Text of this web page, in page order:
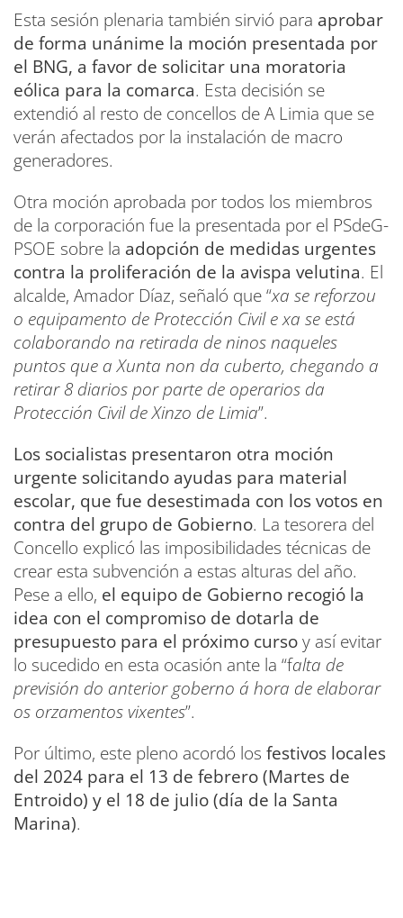
Esta sesión plenaria también sirvió para aprobar
de forma unánime la moción presentada por
el BNG, a favor de solicitar una moratoria
eólica para la comarca. Esta decisión se
extendió al resto de concellos de A Limia que se
verán afectados por la instalación de macro
generadores.
Otra moción aprobada por todos los miembros
de la corporación fue la presentada por el PSdeG-
PSOE sobre la adopción de medidas urgentes
contra la proliferación de la avispa velutina. El
alcalde, Amador Díaz, señaló que “xa se reforzou
o equipamento de Protección Civil e xa se está
colaborando na retirada de ninos naqueles
puntos que a Xunta non da cuberto, chegando a
retirar 8 diarios por parte de operarios da
Protección Civil de Xinzo de Limia”.
Los socialistas presentaron otra moción
urgente solicitando ayudas para material
escolar, que fue desestimada con los votos en
contra del grupo de Gobierno. La tesorera del
Concello explicó las imposibilidades técnicas de
crear esta subvención a estas alturas del año.
Pese a ello, el equipo de Gobierno recogió la
idea con el compromiso de dotarla de
presupuesto para el próximo cursoy así evitar
lo sucedido en esta ocasión ante la “falta de
previsión do anterior goberno á hora de elaborar
os orzamentos vixentes”.
Por último, este pleno acordó los festivos locales
del 2024 para el 13 de febrero (Martes de
Entroido) y el 18 de julio (día de la Santa
Marina).